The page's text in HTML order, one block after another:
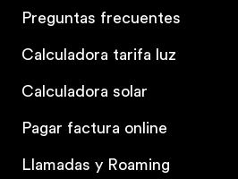
Preguntas frecuentes
Calculadora tarifa luz
Calculadora solar
Pagar factura online
Llamadas y Roaming